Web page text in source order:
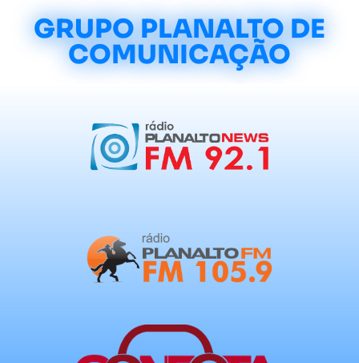
GRUPO PLANALTO DE
COMUNICAÇÃO